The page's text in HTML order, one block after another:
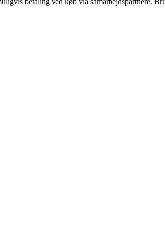
betaling ved køb via samarbejdspartnere.